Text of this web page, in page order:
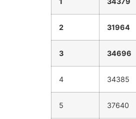
2 31964
3 34696
4 34385
5 37640